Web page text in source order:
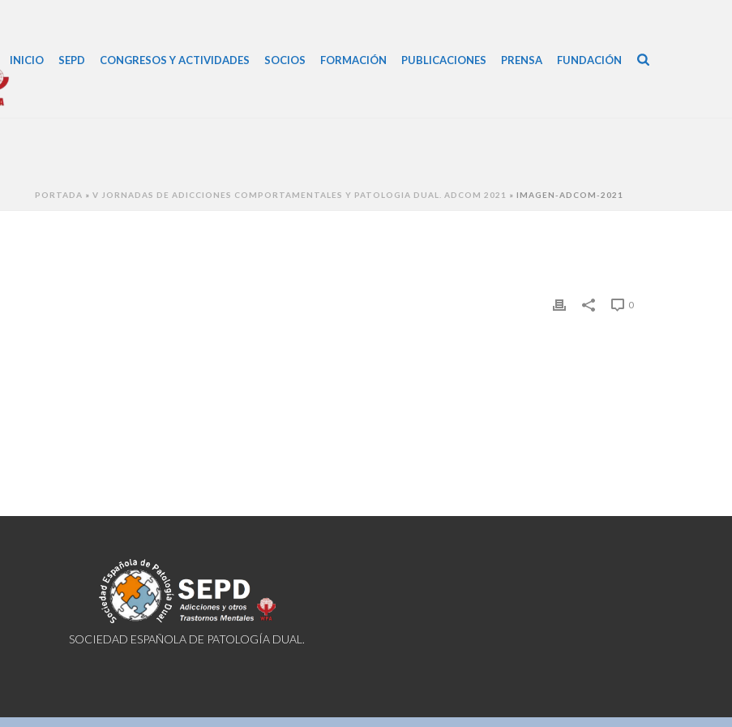
INICIO SEPD CONGRESOS Y ACTIVIDADES SOCIOS FORMACIÓN PUBLICACIONES PRENSA FUNDACIÓN
PORTADA » V JORNADAS DE ADICCIONES COMPORTAMENTALES Y PATOLOGIA DUAL. ADCOM 2021 » IMAGEN-ADCOM-2021
0
SOCIEDAD ESPAÑOLA DE PATOLOGÍA DUAL.